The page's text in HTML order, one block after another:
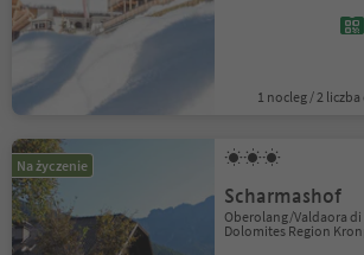
1 nocleg / 2
Na życzenie
Scharmashof
Oberolang/Valdaora
Dolomites Region